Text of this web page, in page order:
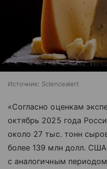
Источник: Sciencealert
«Согласно оценкам
октябрь 2025 года
около 27 тыс. тонн
более 139 млн долл.
с аналогичным